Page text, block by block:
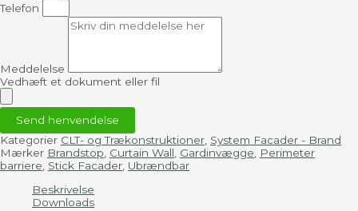
Telefon
Meddelelse
Vedhæft et dokument eller fil
Send henvendelse
Kategorier CLT- og Trækonstruktioner System Facader - Brand
Mærker Brandstop Curtain Wall Gardinvægge
Perimeter
barriere Stick Facader Ubrændbar
Beskrivelse
Downloads